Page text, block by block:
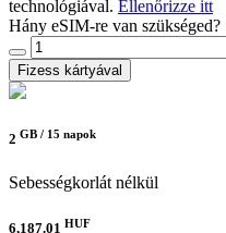
technológiával. Ellenőrizze itt
Hány eSIM-re van szükséged?
Fizess kártyával
2 GB / 15 napok
Sebességkorlát nélkül
6,187.01 HUF